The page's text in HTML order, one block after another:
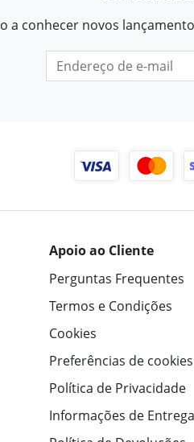
a conhecer novos
Apoio ao Cliente
Perguntas Frequentes
Termos e Condições
Cookies
Preferências de cookies
Política de Privacidade
Informações de Entrega